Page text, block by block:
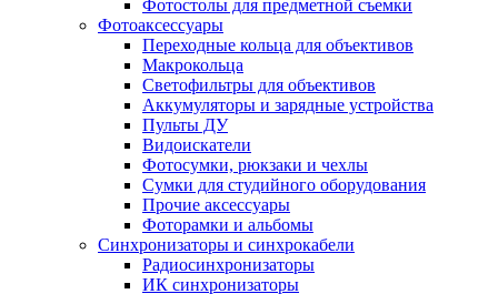
Фотостолы для предметной съемки
Фотоаксессуары
Переходные кольца для объективов
Макрокольца
Светофильтры для объективов
Аккумуляторы и зарядные устройства
Пульты ДУ
Видоискатели
Фотосумки, рюкзаки и чехлы
Сумки для студийного оборудования
Прочие аксессуары
Фоторамки и альбомы
Синхронизаторы и синхрокабели
Радиосинхронизаторы
ИК синхронизаторы